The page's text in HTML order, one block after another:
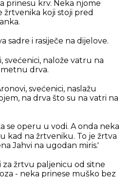
prinesu krv. Neka njome
žrtvenika koji stoji pred
sadre i rasiječe na dijelove.
svećenici, nalože vatru na
drva.
svećenici, naslažu
na drva što su na vatri na
se operu u vodi. A onda neka
kad na žrtveniku. To je žrtva
Jahvi na ugodan miris.'
za žrtvu paljenicu od sitne
- neka prinese muško bez